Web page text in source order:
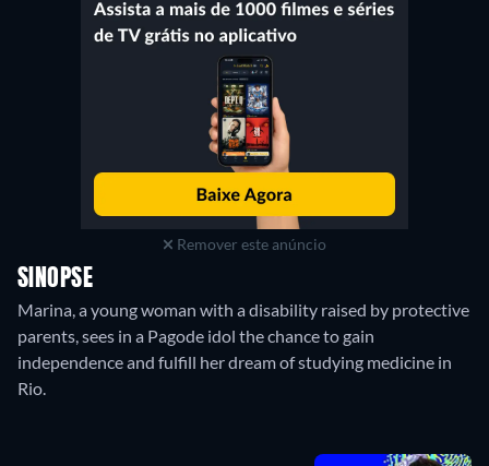
Remover este anúncio
SINOPSE
Marina, a young woman with a disability raised by protective
parents, sees in a Pagode idol the chance to gain
independence and fulfill her dream of studying medicine in
Rio.